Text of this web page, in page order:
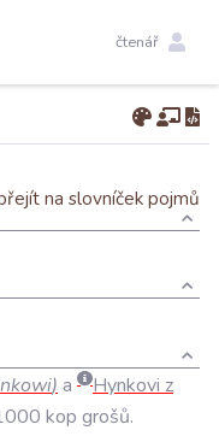
čtenář
na slovníček pojmů
) a Hynkovi z
kop grošů.